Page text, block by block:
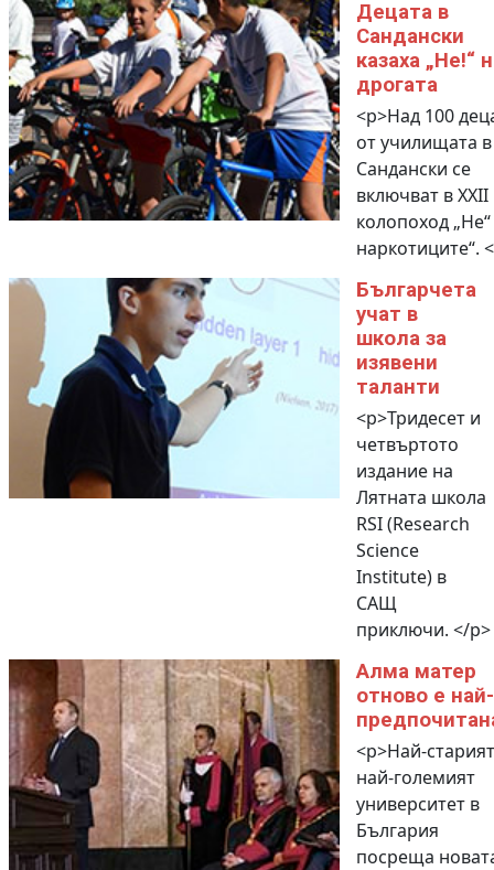
Децата в
Сандански
казаха „Не!“
дрогата
<p>Над 100
от училищата в
Сандански се
включват в XXII
колопоход
наркотиците“.
Българчета
учат в
школа за
изявени
таланти
<p>Тридесет и
четвъртото
издание на
Лятната школа
RSI (Research
Science
Institute) в
САЩ
приключи. </p>
Алма матер
отново е най-
<p>Най-
най-големият
университет в
България
посреща